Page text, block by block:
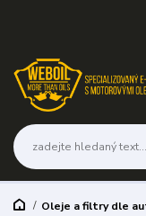
Oleje a filtry dle